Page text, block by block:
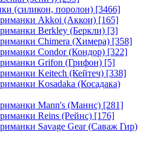
(силикон, поролон) [3466]
Akkoi (Аккои) [165]
Berkley (Беркли) [3]
Chimera (Химера) [358]
Condor (Кондор) [322]
Grifon (Грифон) [5]
Keitech (Кейтеч) [338]
Kosadaka (Косадака)
Mann's (Маннс) [281]
Reins (Рейнс) [176]
Savage Gear (Саваж Гир)